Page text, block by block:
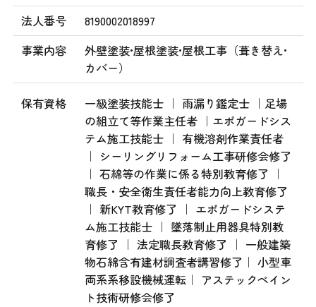
法人番号
8190002018997
事業内容
外壁塗装•屋根塗装•屋根工事（葺き替え•
カバー）
保有資格
一級塗装技能士 ｜ 雨漏り鑑定士 ｜足場
の組立て等作業主任者 ｜エポガードシス
テム施工技能士 ｜ 有機溶剤作業責任者
｜ シーリングリフォーム工事研修会修了
｜ 石綿等の作業に係る特別教育修了 ｜
職長・安全衛生責任者能力向上教育修了
｜ 新KYT教育修了 ｜ エポガードシステ
ム施工技能士 ｜ 墜落制止用器具特別教
育修了 ｜ 法定職長教育修了 ｜ 一般建築
物石綿含有建材調査者講習修了｜ 小型車
両系系移設機械運転｜ アステックペイン
ト技術研修会修了